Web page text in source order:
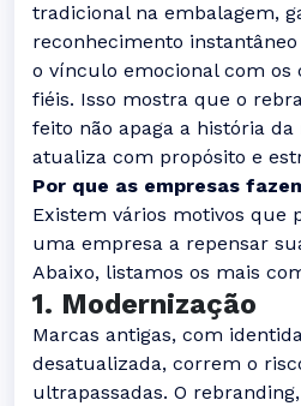
tradicional na embalagem,
reconhecimento
o vínculo emocional com os
fiéis. Isso mostra que o
feito não apaga a história
atualiza com propósito e
Por que as empresas
Existem vários motivos que
uma empresa a repensar
Abaixo, listamos os mais
1. Modernização
Marcas antigas, com
desatualizada, correm o
ultrapassadas. O